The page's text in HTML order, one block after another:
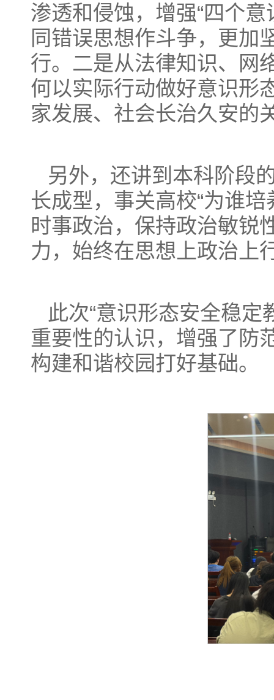
渗透和侵蚀，增强“四个意
同错误思想作斗争，更加
行。二是从法律知识、网
何以实际行动做好意识形
家发展、社会长治久安的
另外，还讲到本科阶段
长成型，事关高校“为谁
时事政治，保持政治敏锐
力，始终在思想上政治上
此次“意识形态安全稳
重要性的认识，增强了防
构建和谐校园打好基础。